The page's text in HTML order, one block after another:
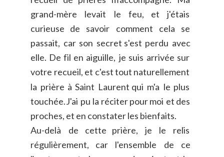
grand-mère
levait le feu, et
j'étais
curieuse de savoir comment cela
se
passait, car son secret s'est perdu avec
elle. De fil en aiguille, je suis arrivée sur
votre recueil, et c'esttout naturellement
la prière à Saint Laurent qui m'a le plus
touchée.J'ai pu la réciterpourmoi et des
proches, et en constater les bienfaits.
Au-delà
de cette prière, je le
relis
régulièrement,
car l'ensemble de
ce